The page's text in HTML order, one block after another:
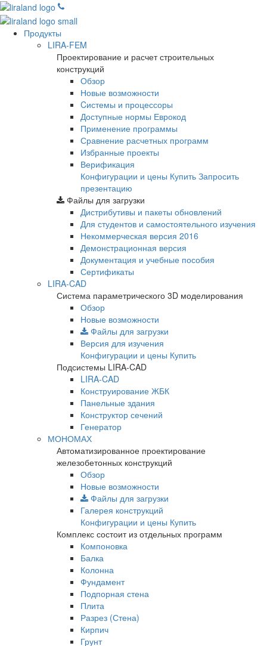
Продукты
LIRA-FEM
Проектирование и расчет строительных
конструкций
Обзор
Новые возможности
Cистемы и процессоры
Доступные нормы Еврокод
Применение программы
Сравнение расчетных программ
Избранные проекты
Верификация
Конфигурации и цены Купить Запросить
презентацию
Файлы для загрузки
Дистрибутивы и пакеты обновлений
Для студентов и самостоятельного изучения
Некоммерческая версия 2016
Демонстрационная версия
Документация и учебные пособия
Сертификаты
LIRA-CAD
Система параметрического 3D моделирования
Обзор
Новые возможности
Файлы для загрузки
Версия для изучения
Конфигурации и цены Купить
Подсистемы LIRA-CAD
LIRA-CAD
Конструирование ЖБК
Панельные здания
Конструктор сечений
Генератор
МОНОМАХ
Автоматизированное проектирование
железобетонных конструкций
Обзор
Новые возможности
Файлы для загрузки
Галерея конструкций
Конфигурации и цены Купить
Комплекс состоит из отдельных программ
Компоновка
Балка
Колонна
Фундамент
Подпорная стена
Плита
Разрез (Стена)
Кирпич
Грунт